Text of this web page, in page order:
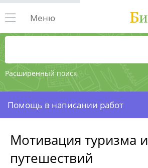
Расширенный поиск
Меню
Помощь в написании работ
Мотивация туризма и
путешествий